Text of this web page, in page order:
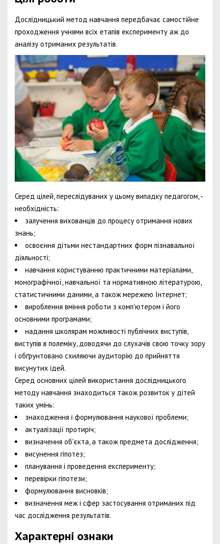
Дослідницький метод навчання передбачає самостійне
проходження учнями всіх етапів експерименту аж до
аналізу отриманих результатів.
Серед цілей, переслідуваних у цьому випадку педагогом, -
необхідність:
залучення вихованців до процесу отримання нових
знань;
освоєння дітьми нестандартних форм пізнавальної
діяльності;
навчання користуванню практичними матеріалами,
монографічної, навчальної та нормативною літературою,
статистичними даними, а також мережею Інтернет;
вироблення вміння роботи з комп'ютером і його
основними програмами;
надання школярам можливості публічних виступів,
виступів в полеміку, доводячи до слухачів свою точку зору
і обґрунтовано схиляючи аудиторію до прийняття
висунутих ідей.
Серед основних цілей використання дослідницького
методу навчання знаходиться також розвиток у дітей
таких умінь:
знаходження і формулювання наукової проблеми;
актуалізації протиріч;
визначення об'єкта, а також предмета дослідження;
висунення гіпотез;
планування і проведення експерименту;
перевірки гіпотези;
формулювання висновків;
визначення меж і сфер застосування отриманих під
час дослідження результатів.
Характерні ознаки